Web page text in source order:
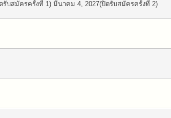
รับสมัครครั้งที่ 1) มีนาคม 4, 2027(ปิดรับสมัครครั้งที่ 2)